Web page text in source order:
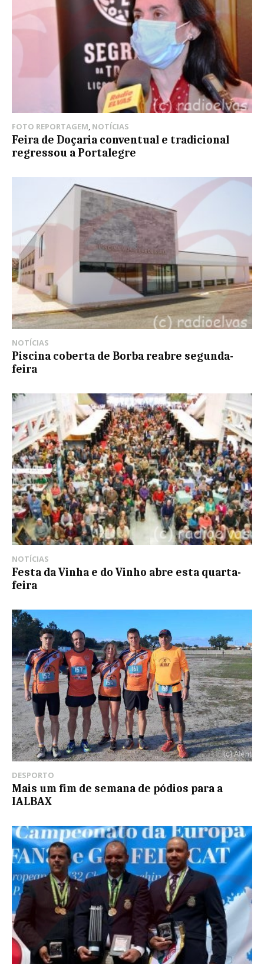
FOTO REPORTAGEM, NOTÍCIAS
Feira de Doçaria conventual e tradicional
regressou a Portalegre
NOTÍCIAS
Piscina coberta de Borba reabre segunda-
feira
NOTÍCIAS
Festa da Vinha e do Vinho abre esta quarta-
feira
DESPORTO
Mais um fim de semana de pódios para a
IALBAX